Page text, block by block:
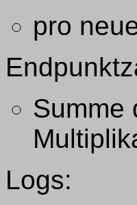
pro
Summe
Logs: